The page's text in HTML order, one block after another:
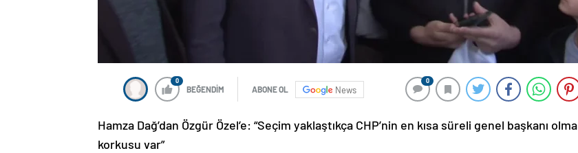
0
BEĞENDİM ABONE OL News
0
Hamza Dağ’dan Özgür Özel’e: “Seçim yaklaştıkça CHP’nin en kısa süreli genel başkanı olma
korkusu var”